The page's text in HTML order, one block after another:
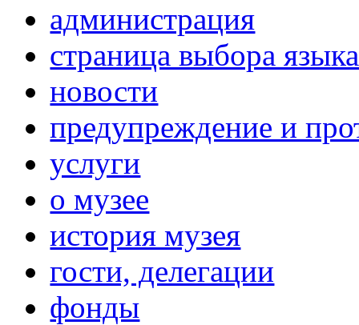
администрация
страница выбора языка
новости
предупреждение и
услуги
о музее
история музея
гости, делегации
фонды